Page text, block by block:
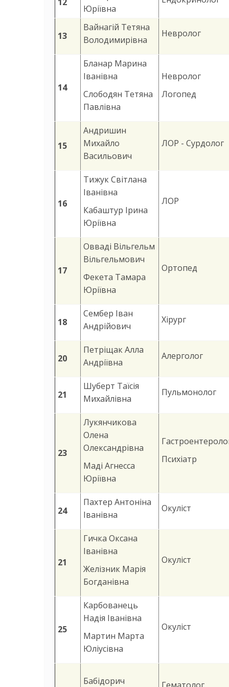
Юріївна
13
Вайнагій Тетяна
Володимирівна
Невролог
14
Бланар Марина
Іванівна
Слободян Тетяна
Павлівна
Невролог
Логопед
15
Андришин
Михайло
Васильович
ЛОР - Сурдолог
16
Тижук Світлана
Іванівна
Кабаштур Ірина
Юріївна
ЛОР
17
Овваді Вільгельм
Вільгельмович
Фекета Тамара
Юріївна
Ортопед
18
Сембер Іван
Андрійович
Хірург
20
Петріщак Алла
Андріївна
Алерголог
21
Шуберт Таїсія
Михайлівна
Пульмонолог
23
Лукянчикова
Олена
Олександрівна
Маді Агнесса
Юріївна
Психіатр
24
Пахтер Антоніна
Іванівна
Окуліст
21
Гичка Оксана
Іванівна
Желізник Марія
Богданівна
Окуліст
25
Карбованець
Надія Іванівна
Мартин Марта
Юліусівна
Окуліст
Бабідорич